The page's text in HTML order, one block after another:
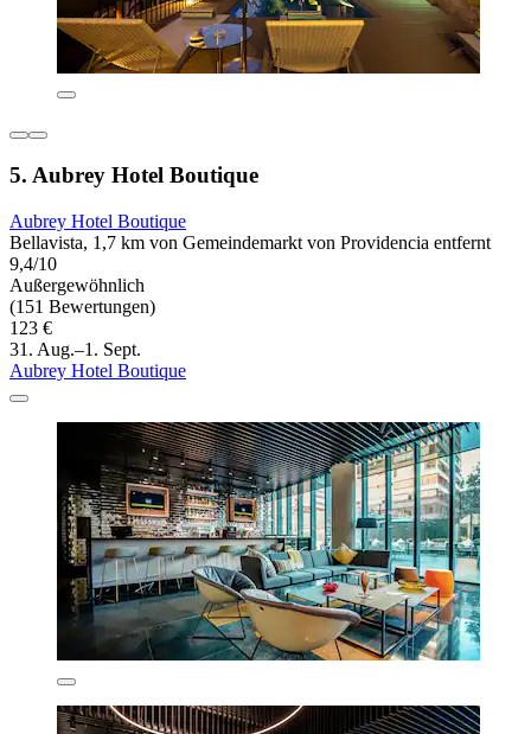
5. Aubrey Hotel Boutique
Aubrey Hotel Boutique
Bellavista, 1,7 km von Gemeindemarkt von Providencia entfernt
9,4/10
Außergewöhnlich
(151 Bewertungen)
123 €
31. Aug.–1. Sept.
Aubrey Hotel Boutique